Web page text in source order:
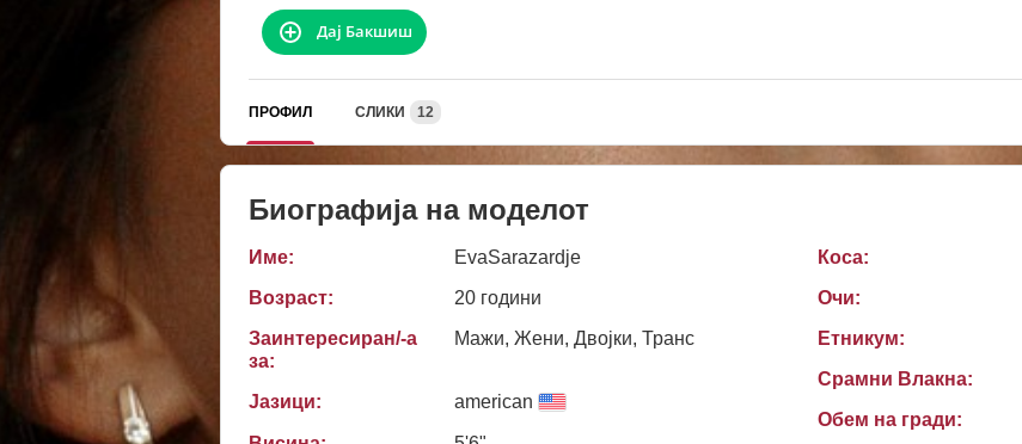
Дај Бакшиш
ПРОФИЛ СЛИКИ 12
Биографија на моделот
Име:
EvaSarazardje
Возраст:
20 години
Заинтересиран/-а
за:
Мажи, Жени, Двојки, Транс
Јазици: american
Коса:
Очи:
Етникум:
Срамни Влакна:
Обем на гради: